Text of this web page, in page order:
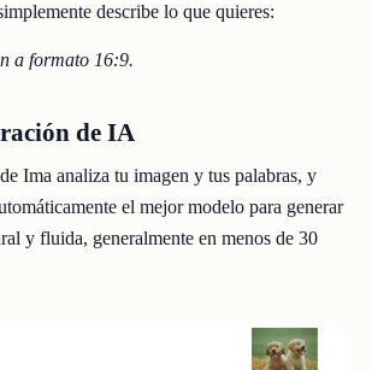
describe lo que quieres:
a formato 16:9.
de IA
Ima analiza tu imagen y tus palabras, y
el mejor modelo para generar
y fluida, generalmente en menos de 30